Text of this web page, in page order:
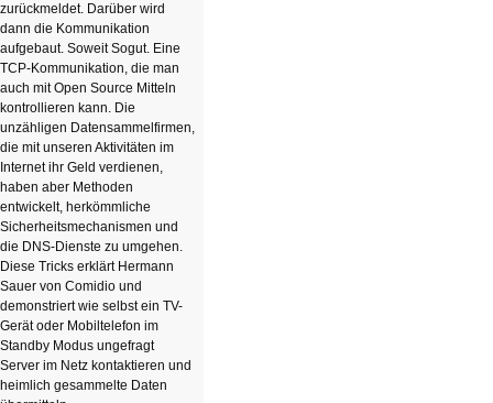
zurückmeldet. Darüber wird
dann die Kommunikation
aufgebaut. Soweit Sogut. Eine
TCP-Kommunikation, die man
auch mit Open Source Mitteln
kontrollieren kann. Die
unzähligen Datensammelfirmen,
die mit unseren Aktivitäten im
Internet ihr Geld verdienen,
haben aber Methoden
entwickelt, herkömmliche
Sicherheitsmechanismen und
die DNS-Dienste zu umgehen.
Diese Tricks erklärt Hermann
Sauer von Comidio und
demonstriert wie selbst ein TV-
Gerät oder Mobiltelefon im
Standby Modus ungefragt
Server im Netz kontaktieren und
heimlich gesammelte Daten